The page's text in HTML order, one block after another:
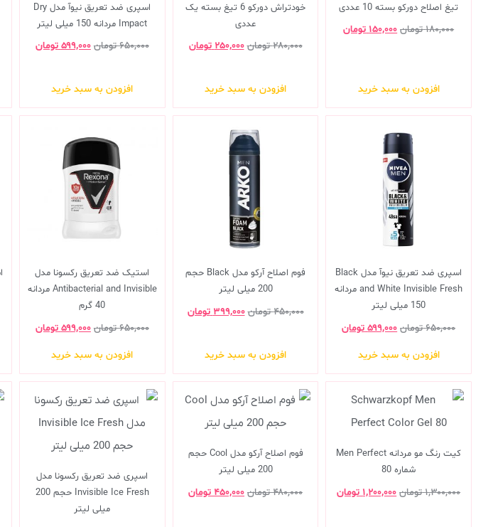
تیغ اصلاح دورکو بسته 10 عددی
۱۸۰,۰۰۰ تومان ۱۵۰,۰۰۰ تومان
افزودن به سبد خرید
خودتراش دورکو 6 تیغ بسته یک
عددی
۲۸۰,۰۰۰ تومان ۲۵۰,۰۰۰ تومان
افزودن به سبد خرید
اسپری ضد تعریق نیوآ مدل Dry
Impact مردانه 150 میلی لیتر
۶۵۰,۰۰۰ تومان ۵۹۹,۰۰۰ تومان
افزودن به سبد خرید
اسپری ضد تعریق نیوآ مدل Black
and White Invisible Fresh مردانه
150 میلی لیتر
۶۵۰,۰۰۰ تومان ۵۹۹,۰۰۰ تومان
افزودن به سبد خرید
فوم اصلاح آرکو مدل Black حجم
200 میلی لیتر
۴۵۰,۰۰۰ تومان ۳۹۹,۰۰۰ تومان
افزودن به سبد خرید
استیک ضد تعریق رکسونا مدل
Antibacterial and Invisible مردانه
40 گرم
۶۵۰,۰۰۰ تومان ۵۹۹,۰۰۰ تومان
افزودن به سبد خرید
کیت رنگ مو مردانه Men Perfect
شماره 80
۱,۳۰۰,۰۰۰ تومان ۱,۲۰۰,۰۰۰ تومان
فوم اصلاح آرکو مدل Cool حجم
200 میلی لیتر
۴۸۰,۰۰۰ تومان ۴۵۰,۰۰۰ تومان
اسپری ضد تعریق رکسونا مدل
Invisible Ice Fresh حجم 200
میلی لیتر